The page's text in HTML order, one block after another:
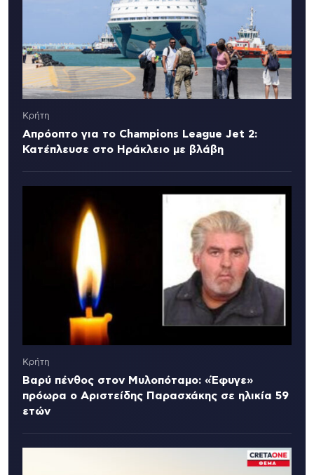
Κρήτη
Απρόοπτο για το Champions League Jet 2:
Κατέπλευσε στο Ηράκλειο με βλάβη
Κρήτη
Βαρύ πένθος στον Μυλοπόταμο: «Έφυγε»
πρόωρα ο Αριστείδης Παρασχάκης σε ηλικία 59
ετών